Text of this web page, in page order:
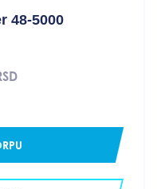
48-5000